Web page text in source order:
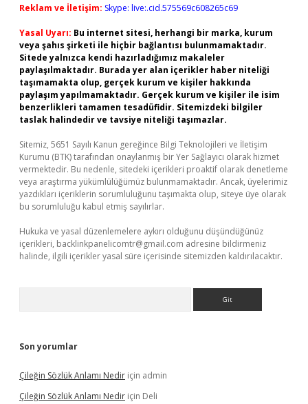
Reklam ve İletişim: Skype: live:.cid.575569c608265c69
Yasal Uyarı: Bu internet sitesi, herhangi bir marka, kurum
veya şahıs şirketi ile hiçbir bağlantısı bulunmamaktadır.
Sitede yalnızca kendi hazırladığımız makaleler
paylaşılmaktadır. Burada yer alan içerikler haber niteliği
taşımamakta olup, gerçek kurum ve kişiler hakkında
paylaşım yapılmamaktadır. Gerçek kurum ve kişiler ile isim
benzerlikleri tamamen tesadüfidir. Sitemizdeki bilgiler
taslak halindedir ve tavsiye niteliği taşımazlar.
Sitemiz, 5651 Sayılı Kanun gereğince Bilgi Teknolojileri ve İletişim
Kurumu (BTK) tarafından onaylanmış bir Yer Sağlayıcı olarak hizmet
vermektedir. Bu nedenle, sitedeki içerikleri proaktif olarak denetleme
veya araştırma yükümlülüğümüz bulunmamaktadır. Ancak, üyelerimiz
yazdıkları içeriklerin sorumluluğunu taşımakta olup, siteye üye olarak
bu sorumluluğu kabul etmiş sayılırlar.
Hukuka ve yasal düzenlemelere aykırı olduğunu düşündüğünüz
içerikleri, backlinkpanelicomtr@gmail.com adresine bildirmeniz
halinde, ilgili içerikler yasal süre içerisinde sitemizden kaldırılacaktır.
Son yorumlar
Çileğin Sözlük Anlamı Nedir için admin
Çileğin Sözlük Anlamı Nedir için Deli